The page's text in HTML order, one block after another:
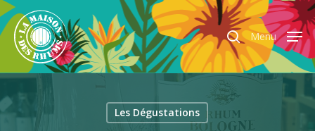
Menu
Les Dégustations